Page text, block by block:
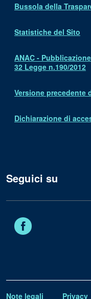
Bussola della
Statistiche del Sito
ANAC -
32 Legge n.190/2012
Versione precedente
Dichiarazione di
Seguici su
Note legali Privacy